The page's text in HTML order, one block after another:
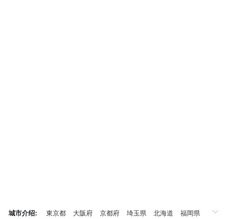
城市介绍: 東京都 大阪府 京都府 埼玉県 北海道
福岡県